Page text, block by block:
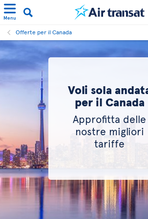
Menu
Offerte per il Canada
Voli sola
per il Canada
Approfitta delle
nostre migliori
tariffe